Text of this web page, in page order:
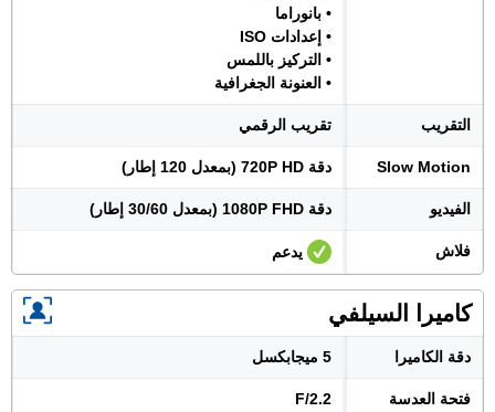
• بانوراما
• إعدادات ISO
• التركيز باللمس
• العنونة الجغرافية
التقريب تقريب الرقمي
Slow Motion دقة 720P HD (بمعدل 120 إطار)
الفيديو دقة 1080P FHD (بمعدل 30/60 إطار)
فلاش يدعم
كاميرا السيلفي
دقة الكاميرا 5 ميجابكسل
فتحة العدسة F/2.2